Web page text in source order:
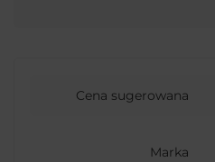
Cena sugerowana
Marka